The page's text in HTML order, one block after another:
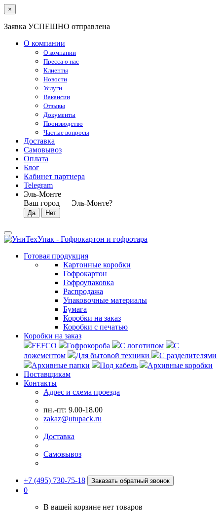
×
Заявка УСПЕШНО отправлена
О компании
О компании
Пресса о нас
Клиенты
Новости
Услуги
Вакансии
Отзывы
Документы
Производство
Частые вопросы
Доставка
Самовывоз
Оплата
Блог
Кабинет партнера
Telegram
Эль-Монте
Ваш город — Эль-Монте?
Готовая продукция
Картонные коробки
Гофрокартон
Гофроупаковка
Распродажа
Упаковочные материалы
Бумага
Коробки на заказ
Коробки с печатью
Коробки на заказ
FEFCO
Гофрокороба С логотипом
С
ложементом
Для бытовой техники
С разделителями
Архивные папки
Под кабель
Архивные коробки
Поставщикам
Контакты
Адрес и схема проезда
пн.-пт: 9.00-18.00
zakaz@utupack.ru
Доставка
Самовывоз
+7 (495) 730-75-18 Заказать обратный звонок
0
В вашей корзине нет товаров